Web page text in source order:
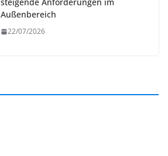
Außenbereich
22/07/2026